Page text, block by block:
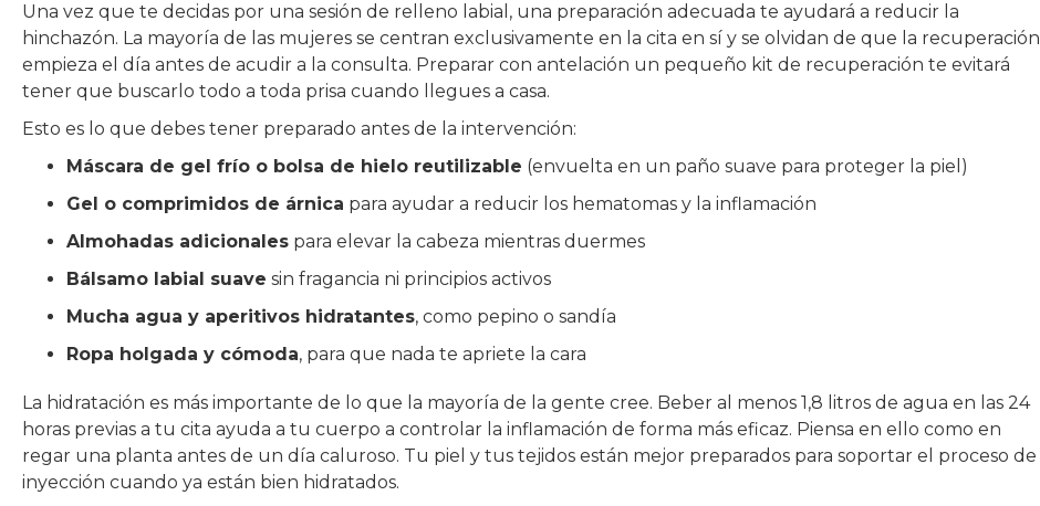
Una vez que te decidas por una sesión de relleno labial, una preparación adecuada te ayudará a reducir la
hinchazón. La mayoría de las mujeres se centran exclusivamente en la cita en sí y se olvidan de que la recuperación
empieza el día antes de acudir a la consulta. Preparar con antelación un pequeño kit de recuperación te evitará
tener que buscarlo todo a toda prisa cuando llegues a casa.
Esto es lo que debes tener preparado antes de la intervención:
Máscara de gel frío o bolsa de hielo reutilizable (envuelta en un paño suave para proteger la piel)
Gel o comprimidos de árnica para ayudar a reducir los hematomas y la inflamación
Almohadas adicionales para elevar la cabeza mientras duermes
Bálsamo labial suave sin fragancia ni principios activos
Mucha agua y aperitivos hidratantes, como pepino o sandía
Ropa holgada y cómoda, para que nada te apriete la cara
La hidratación es más importante de lo que la mayoría de la gente cree. Beber al menos 1,8 litros de agua en las 24
horas previas a tu cita ayuda a tu cuerpo a controlar la inflamación de forma más eficaz. Piensa en ello como en
regar una planta antes de un día caluroso. Tu piel y tus tejidos están mejor preparados para soportar el proceso de
inyección cuando ya están bien hidratados.